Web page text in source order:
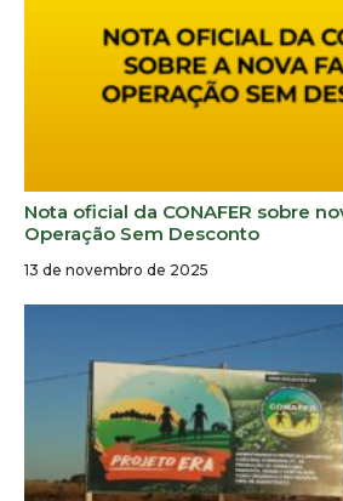
Nota oficial da CONAFER sobre
Operação Sem Desconto
13 de novembro de 2025